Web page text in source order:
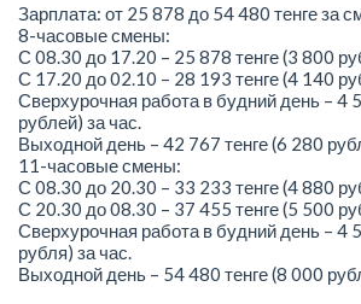
Зарплата: от 25 878 до 54 480 тенге за
8-часовые смены:
С 08.30 до 17.20 – 25 878 тенге (3 800
С 17.20 до 02.10 – 28 193 тенге (4 140
Сверхурочная работа в будний день – 4
рублей) за час.
Выходной день – 42 767 тенге (6 280
11-часовые смены:
С 08.30 до 20.30 – 33 233 тенге (4 880
С 20.30 до 08.30 – 37 455 тенге (5 500
Сверхурочная работа в будний день – 4
рубля) за час.
Выходной день – 54 480 тенге (8 000